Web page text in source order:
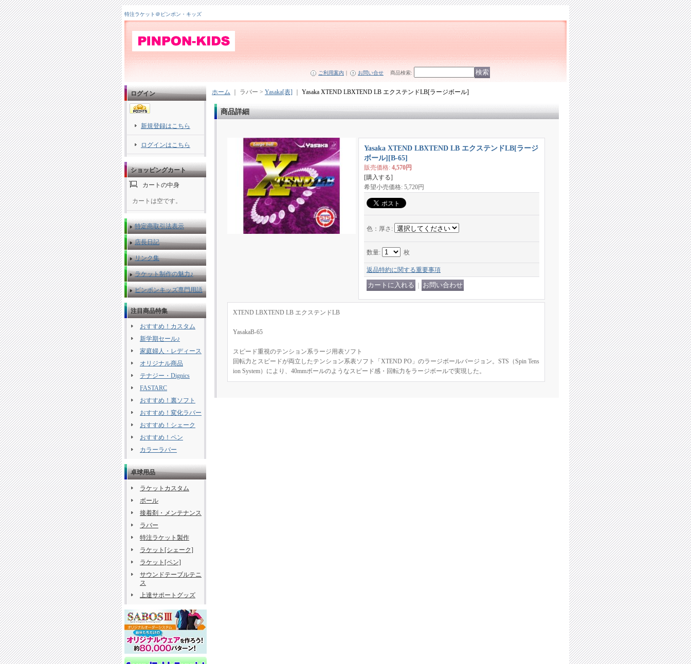
特注ラケット＠ピンポン・キッズ
ご利用案内 ｜ お問い合せ 商品検索:
ログイン
新規登録はこちら
ログインはこちら
ショッピングカート
カートの中身
カートは空です。
特定商取引法表示
店長日記
リンク集
ラケット制作の魅力♪
ピンポンキッズ専門用語
注目商品特集
おすすめ！カスタム
新学期セール♪
家庭婦人・レディース
オリジナル商品
テナジー・Dignics
FASTARC
おすすめ！裏ソフト
おすすめ！変化ラバー
おすすめ！シェーク
おすすめ！ペン
カラーラバー
卓球用品
ラケットカスタム
ボール
接着剤・メンテナンス
ラバー
特注ラケット製作
ラケット[シェーク]
ラケット[ペン]
サウンドテーブルテニ
ス
上達サポートグッズ
ホーム ｜ ラバー > Yasaka[表] Yasaka XTEND LBXTEND LB エクステンドLB[ラージボール]
商品詳細
Yasaka XTEND LBXTEND LB エクステンドLB[ラージ
ボール] [B-65]
販売価格: 4,570円
[購入する]
希望小売価格: 5,720円
色：厚さ :
数量: 枚
返品特約に関する重要事項
XTEND LBXTEND LB エクステンドLB
YasakaB-65
スピード重視のテンション系ラージ用表ソフト
回転力とスピードが両立したテンション系表ソフト「XTEND PO」のラージボールバージョン。STS（Spin Tens
ion System）により、40mmボールのようなスピード感・回転力をラージボールで実現した。